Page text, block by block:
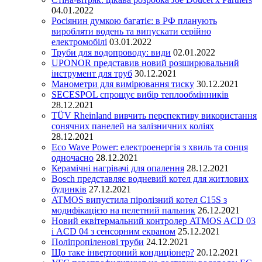
04.01.2022
Росіянин думкою багатіє: в РФ планують
виробляти водень та випускати серійно
електромобілі 03.01.2022
Труби для водопроводу: види 02.01.2022
UPONOR представив новий розширювальний
інструмент для труб 30.12.2021
Манометри для вимірювання тиску 30.12.2021
SECESPOL спрощує вибір теплообмінників
28.12.2021
TÜV Rheinland вивчить перспективу використання
сонячних панелей на залізничних коліях
28.12.2021
Eco Wave Power: електроенергія з хвиль та сонця
одночасно 28.12.2021
Керамічні нагрівачі для опалення 28.12.2021
Bosch представляє водневий котел для житлових
будинків 27.12.2021
ATMOS випустила піролізний котел C15S з
модифікацією на пелетний пальник 26.12.2021
Новий еквітермальний контролер ATMOS ACD 03
і ACD 04 з сенсорним екраном 25.12.2021
Поліпропіленові труби 24.12.2021
Що таке інверторний кондиціонер? 20.12.2021